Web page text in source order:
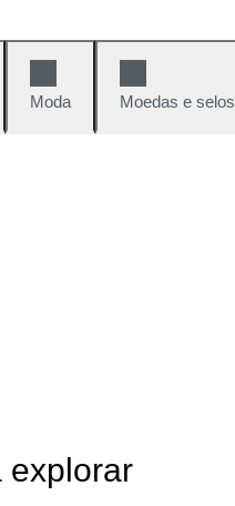
Moda Moedas e selos
explorar